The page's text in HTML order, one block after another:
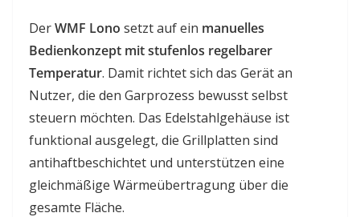
DerWMF Lono setzt auf ein manuelles
Bedienkonzept mit stufenlos regelbarer
Temperatur. Damit richtet sich das Gerät an
Nutzer, die den Garprozess bewusst selbst
steuern möchten. Das Edelstahlgehäuse ist
funktional ausgelegt, die Grillplatten sind
antihaftbeschichtet und unterstützen eine
gleichmäßige Wärmeübertragung über die
gesamte Fläche.